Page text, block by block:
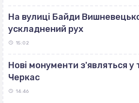
На вулиці Байди
ускладнений рух
15:02
Нові монументи з'являться у
Черкас
14:46